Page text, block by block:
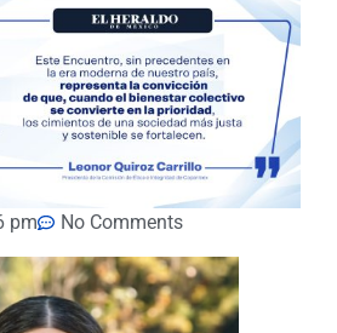
pm No Comments